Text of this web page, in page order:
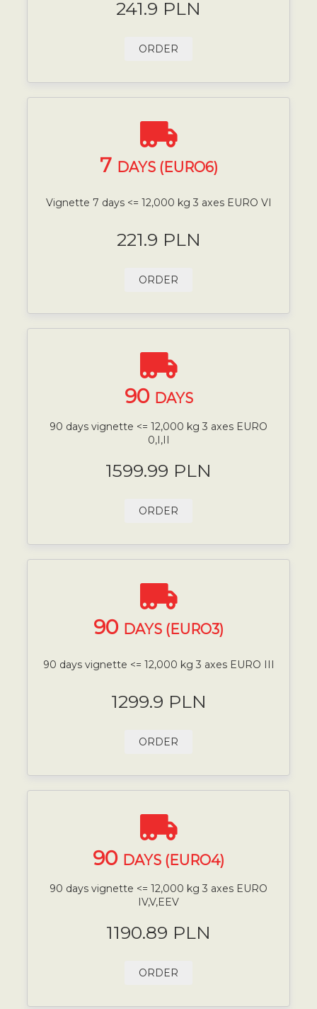
241.9 PLN
ORDER
7 DAYS (EURO6)
Vignette 7 days <= 12,000 kg 3 axes EURO VI
221.9 PLN
ORDER
90 DAYS
90 days vignette <= 12,000 kg 3 axes EURO
0,I,II
1599.99 PLN
ORDER
90 DAYS (EURO3)
90 days vignette <= 12,000 kg 3 axes EURO III
1299.9 PLN
ORDER
90 DAYS (EURO4)
90 days vignette <= 12,000 kg 3 axes EURO
IV,V,EEV
1190.89 PLN
ORDER